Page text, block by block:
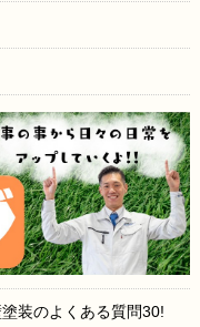
装のよくある質問30!